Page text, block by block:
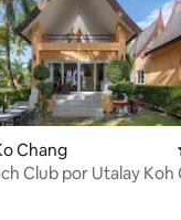
média de 5, 24
Chang
Club por Utalay Koh